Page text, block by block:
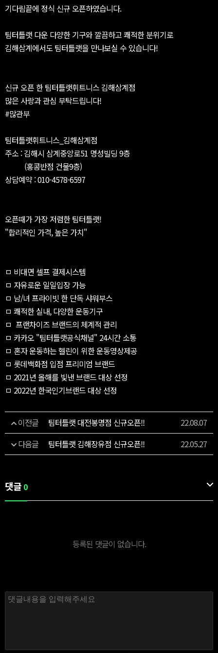
기다림끝에 정식 신규 오픈하였습니다.
팀터틀랫 다운 다양한 기구와 깔끔하고 쾌적한 분위기로
김해삼계에서도 팀터틀랫을 만나보실 수 있습니다!
신규 오픈 한 팀터틀랫휘트니스 김해삼계점
많은 사랑과 관심 부탁드립니다!
#많관부
팀터틀랫휘트니스_김해삼계점
주소 : 김해시 삼계중앙로51 명성빌딩 9층
(홍콩반점 건물9층)
상담예약 : 010-4578-6597
오픈때가 가장 저렴한 팀터틀랫!
"합리적인 가격, 높은 가치"
ㅁ 비대면 셀프 결제시스템
ㅁ 자유로운 일일입장 가능
ㅁ 남/녀 프라이빗 한 단독 샤워부스
ㅁ 쾌적한 실내, 다양한 운동기구
ㅁ 프랜차이즈 브랜드의 체계적 관리
ㅁ 카카오 "팀터틀랫공식채널" 24시간 소통
ㅁ 혼자 운동하는 헬린이 위한 운동영상제공
ㅁ 롯데백화점 입점 프리미엄 브랜드
ㅁ 2021년 올해를 빛낸 브랜드 대상 선정
ㅁ 2022년 한국인기브랜드 대상 선정
이전글 팀터틀랫 대전봉명점 신규오픈!!
22.08.07
다음글
팀터틀랫 김해장유점 신규오픈!! 22.05.27
댓글 0
등록된 댓글이 없습니다.